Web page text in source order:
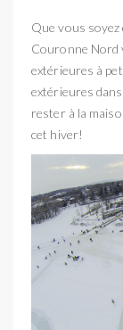
Que vous
Couronne Nord
extérieures à
extérieures
rester à la
cet hiver!